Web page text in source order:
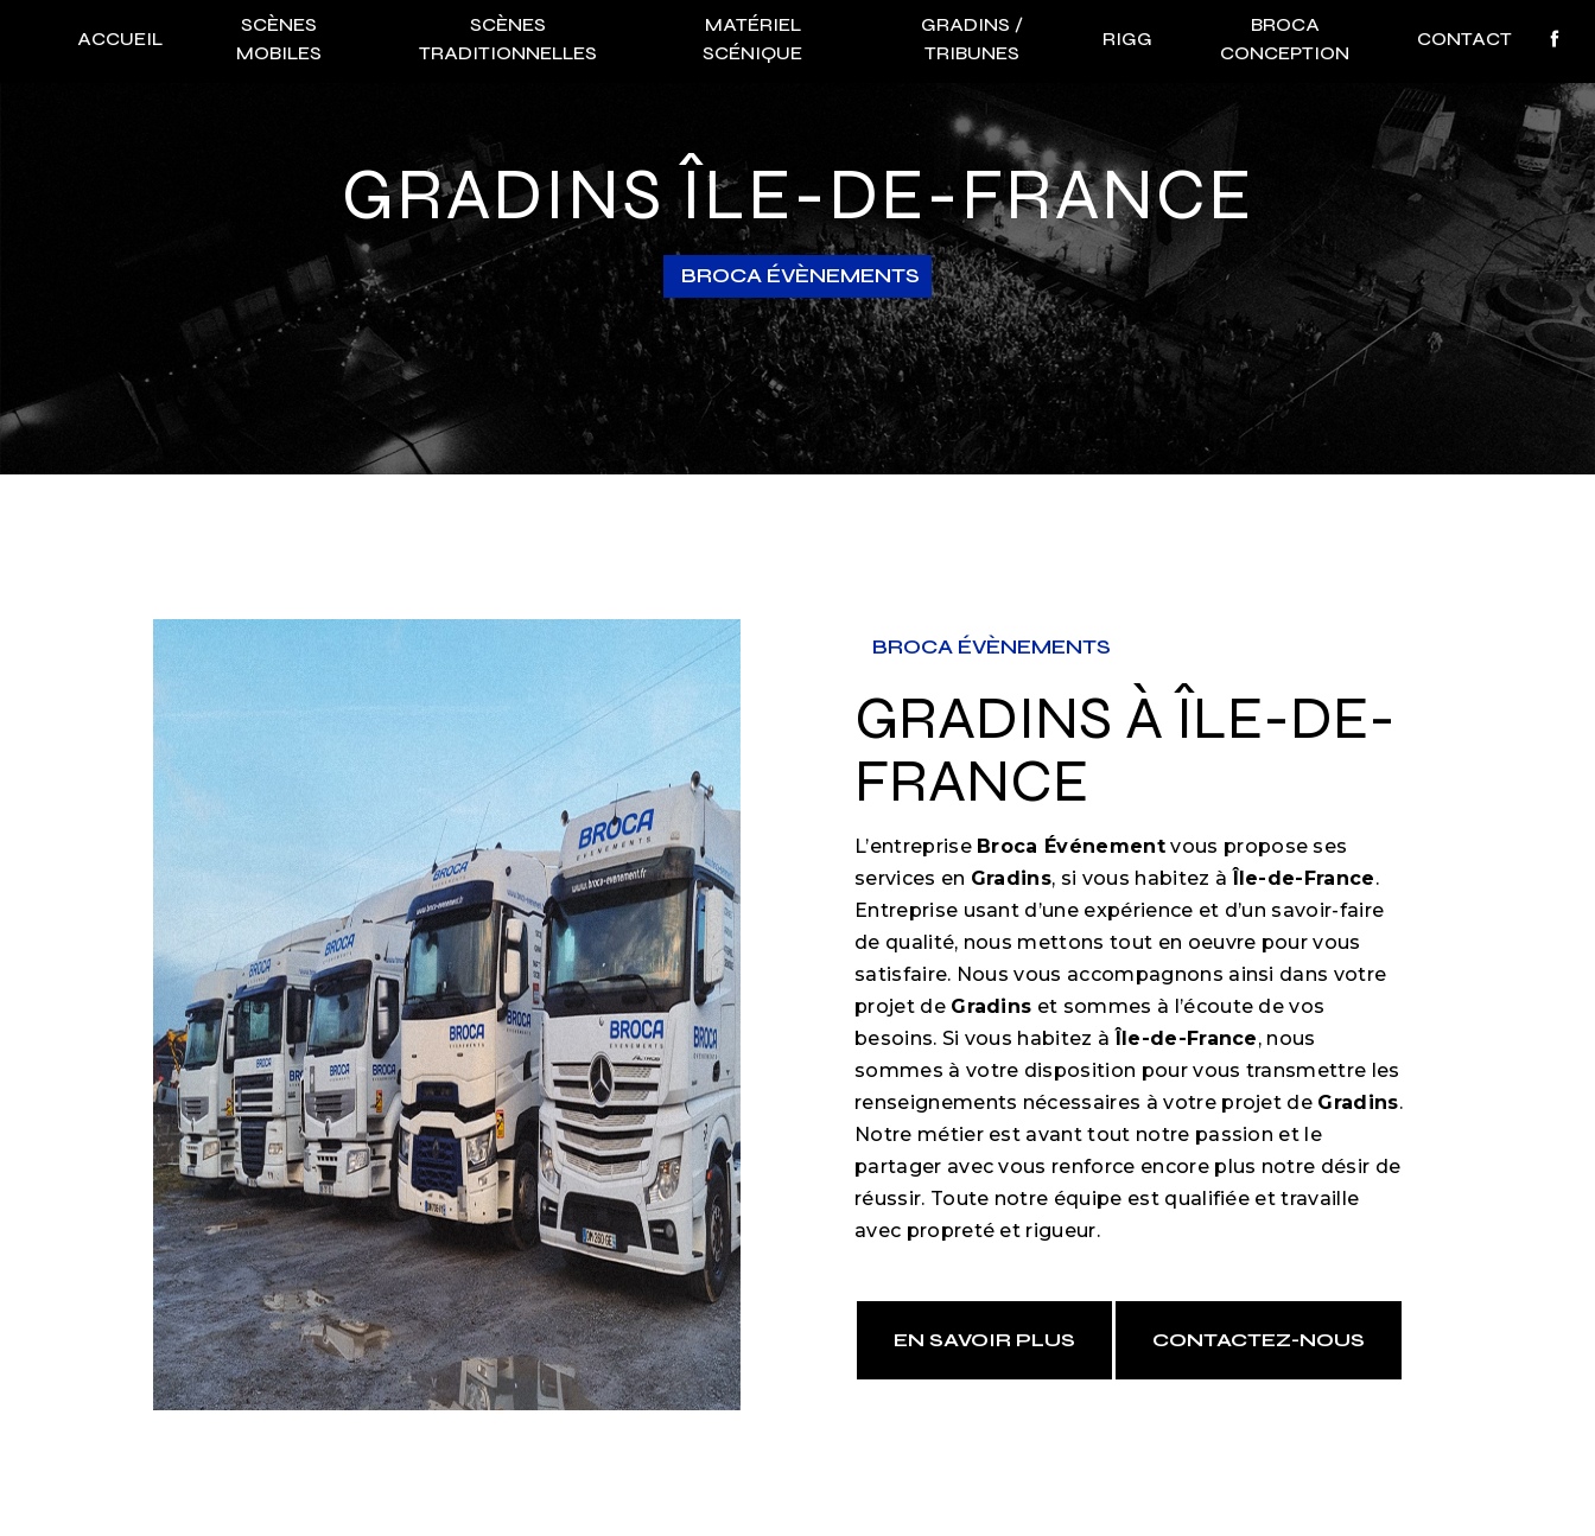
ACCUEIL
SCÈNES
MOBILES
SCÈNES
TRADITIONNELLES
MATÉRIEL
SCÉNIQUE
GRADINS /
TRIBUNES
RIGG
BROCA
CONCEPTION
CONTACT
GRADINS ÎLE-DE-FRANCE
BROCA ÉVÈNEMENTS
BROCA ÉVÈNEMENTS
GRADINS À ÎLE-DE-
FRANCE
L’entreprise Broca Événementvous propose ses
services en Gradins, si vous habitez àÎle-de-France.
Entreprise usant d’une expérience et d’un savoir-faire
de qualité, nous mettons tout en oeuvre pour vous
satisfaire. Nous vous accompagnons ainsi dans votre
projet de Gradins et sommes à l’écoute de vos
besoins. Si vous habitez àÎle-de-France, nous
sommes à votre disposition pour vous transmettre les
renseignements nécessaires à votre projet de Gradins.
Notre métier est avant tout notre passion et le
partager avec vous renforce encore plus notre désir de
réussir. Toute notre équipe est qualifiée et travaille
avec propreté et rigueur.
EN SAVOIR PLUS CONTACTEZ-NOUS
Panneau de gestion des cookies